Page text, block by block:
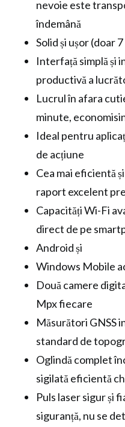
nevoie este
îndemână
Solid și ușor (doar
Interfață simplă și
productivă a
Lucrul în afara
minute,
Ideal pentru
de acțiune
Cea mai eficientă
raport excelent
Capacități Wi-Fi
direct de pe
Android și
Windows Mobile
Două camere
Mpx fiecare
Măsurători GNSS
standard de
Oglindă complet
sigilată eficientă
Puls laser sigur și
siguranță, nu se